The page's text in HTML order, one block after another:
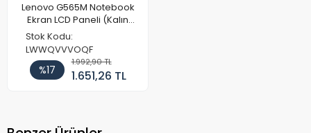
Lenovo G565M Notebook
Ekran LCD Paneli (Kalın
Kasa)
Stok Kodu:
LWWQVVVOQF
%17
1.992,90 TL
1.651,26 TL